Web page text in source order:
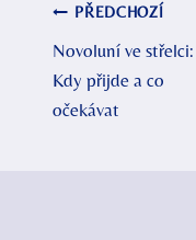
Navigace
pro
příspěvek
PŘEDCHOZÍ
Novoluní ve střelci:
Kdy přijde a co
očekávat